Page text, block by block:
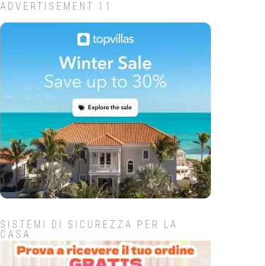
ADVERTISEMENT 11
SISTEMI DI SICUREZZA PER LA
CASA